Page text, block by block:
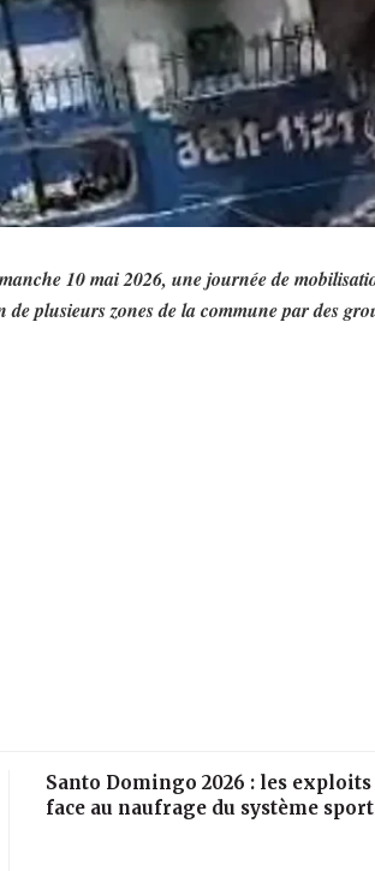
10 mai 2026, une journée de
plusieurs zones de la commune par des
Santo Domingo 2026 : les
face au naufrage du système